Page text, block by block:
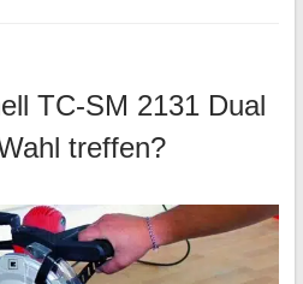
TC-SM 2131 Dual
treffen?